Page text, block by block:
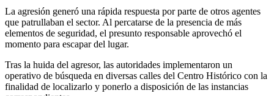
La agresión generó una rápida respuesta por parte de otros agentes
que patrullaban el sector. Al percatarse de la presencia de más
elementos de seguridad, el presunto responsable aprovechó el
momento para escapar del lugar.
Tras la huida del agresor, las autoridades implementaron un
operativo de búsqueda en diversas calles del Centro Histórico con la
finalidad de localizarlo y ponerlo a disposición de las instancias